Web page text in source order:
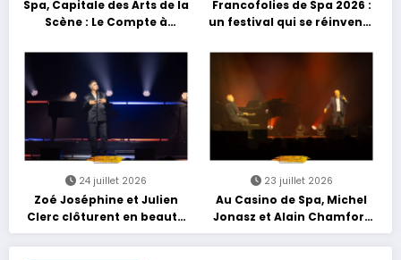
Spa, Capitale des Arts de la
Scène : Le Compte à
Francofolies de Spa 2026 :
un festival qui se réinvente
grands moments de scène
24 juillet 2026
Zoé Joséphine et Julien
Clerc clôturent en beauté
Les Nuits Francofolies au
Casino
23 juillet 2026
Au Casino de Spa, Michel
Jonasz et Alain Chamfort
célèbrent le temps qui
passe… sans jamais céder